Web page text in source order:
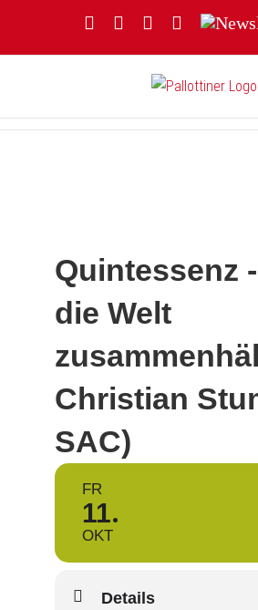
FacebookYouTubeInstagram
Threads
Quintessenz
die Welt
Christian
SAC)
FR
11
OKT
Details